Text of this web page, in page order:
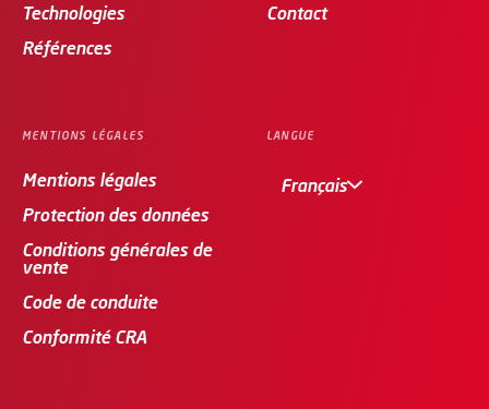
LANGUE
Français
Technologies
Références
Contact
MENTIONS LÉGALES
Mentions légales
Protection des données
Conditions générales de
vente
Code de conduite
Conformité CRA